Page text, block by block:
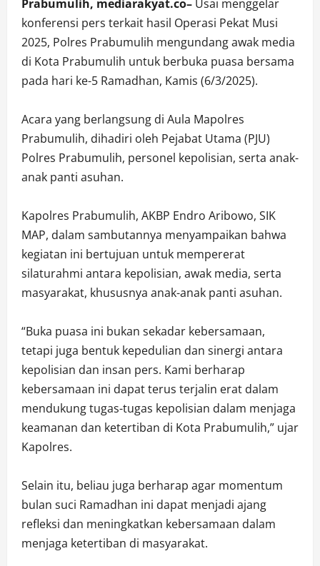
Prabumulih, mediarakyat.co– Usai menggelar
konferensi pers terkait hasil Operasi Pekat Musi
2025, Polres Prabumulih mengundang awak media
di Kota Prabumulih untuk berbuka puasa bersama
pada hari ke-5 Ramadhan, Kamis (6/3/2025).
Acara yang berlangsung di Aula Mapolres
Prabumulih, dihadiri oleh Pejabat Utama (PJU)
Polres Prabumulih, personel kepolisian, serta anak-
anak panti asuhan.
Kapolres Prabumulih, AKBP Endro Aribowo, SIK
MAP, dalam sambutannya menyampaikan bahwa
kegiatan ini bertujuan untuk mempererat
silaturahmi antara kepolisian, awak media, serta
masyarakat, khususnya anak-anak panti asuhan.
“Buka puasa ini bukan sekadar kebersamaan,
tetapi juga bentuk kepedulian dan sinergi antara
kepolisian dan insan pers. Kami berharap
kebersamaan ini dapat terus terjalin erat dalam
mendukung tugas-tugas kepolisian dalam menjaga
keamanan dan ketertiban di Kota Prabumulih,” ujar
Kapolres.
Selain itu, beliau juga berharap agar momentum
bulan suci Ramadhan ini dapat menjadi ajang
refleksi dan meningkatkan kebersamaan dalam
menjaga ketertiban di masyarakat.